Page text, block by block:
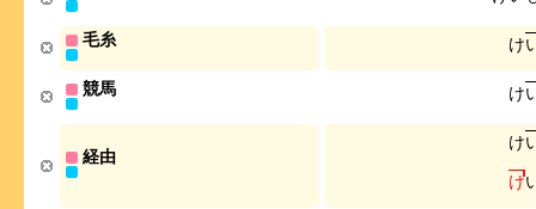
毛糸 け
競馬 け
経由
け
け